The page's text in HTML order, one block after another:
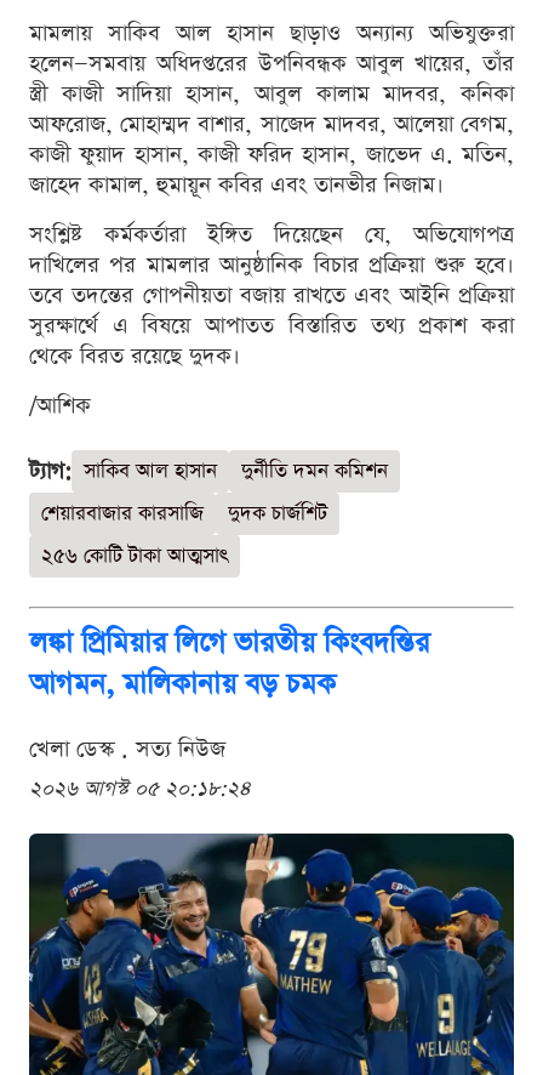
মামলায় সাকিব আল হাসান ছাড়াও অন্যান্য অভিযুক্তরা
হলেন—সমবায় অধিদপ্তরের উপনিবন্ধক আবুল খায়ের, তাঁর
স্ত্রী কাজী সাদিয়া হাসান, আবুল কালাম মাদবর, কনিকা
আফরোজ, মোহাম্মদ বাশার, সাজেদ মাদবর, আলেয়া বেগম,
কাজী ফুয়াদ হাসান, কাজী ফরিদ হাসান, জাভেদ এ. মতিন,
জাহেদ কামাল, হুমায়ূন কবির এবং তানভীর নিজাম।
সংশ্লিষ্ট কর্মকর্তারা ইঙ্গিত দিয়েছেন যে, অভিযোগপত্র
দাখিলের পর মামলার আনুষ্ঠানিক বিচার প্রক্রিয়া শুরু হবে।
তবে তদন্তের গোপনীয়তা বজায় রাখতে এবং আইনি প্রক্রিয়া
সুরক্ষার্থে এ বিষয়ে আপাতত বিস্তারিত তথ্য প্রকাশ করা
থেকে বিরত রয়েছে দুদক।
/আশিক
ট্যাগ: সাকিব আল হাসান
দুর্নীতি দমন কমিশন
শেয়ারবাজার কারসাজি
দুদক চার্জশিট
২৫৬ কোটি টাকা আত্মসাৎ
লঙ্কা প্রিমিয়ার লিগে ভারতীয় কিংবদন্তির
আগমন, মালিকানায় বড় চমক
খেলা ডেস্ক . সত্য নিউজ
২০২৬ আগস্ট ০৫ ২০:১৮:২৪